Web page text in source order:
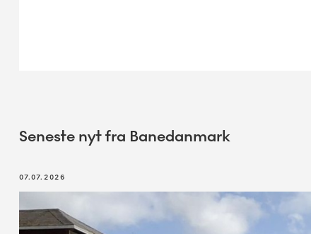
Seneste nyt fra Banedanmark
07.07.2026